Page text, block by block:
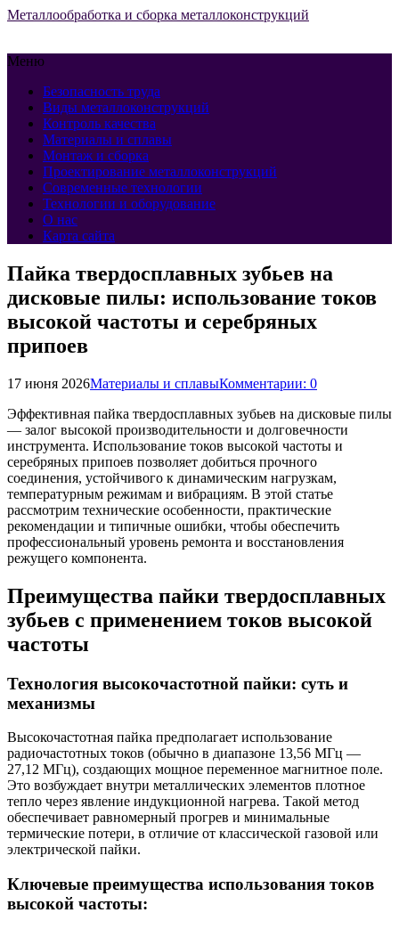
Металлообработка и сборка металлоконструкций
Меню
Безопасность труда
Виды металлоконструкций
Контроль качества
Материалы и сплавы
Монтаж и сборка
Проектирование металлоконструкций
Современные технологии
Технологии и оборудование
О нас
Карта сайта
Пайка твердосплавных зубьев на
дисковые пилы: использование токов
высокой частоты и серебряных
припоев
17 июня 2026Материалы и сплавыКомментарии: 0
Эффективная пайка твердосплавных зубьев на дисковые пилы
— залог высокой производительности и долговечности
инструмента. Использование токов высокой частоты и
серебряных припоев позволяет добиться прочного
соединения, устойчивого к динамическим нагрузкам,
температурным режимам и вибрациям. В этой статье
рассмотрим технические особенности, практические
рекомендации и типичные ошибки, чтобы обеспечить
профессиональный уровень ремонта и восстановления
режущего компонента.
Преимущества пайки твердосплавных
зубьев с применением токов высокой
частоты
Технология высокочастотной пайки: суть и
механизмы
Высокочастотная пайка предполагает использование
радиочастотных токов (обычно в диапазоне 13,56 МГц —
27,12 МГц), создающих мощное переменное магнитное поле.
Это возбуждает внутри металлических элементов плотное
тепло через явление индукционной нагрева. Такой метод
обеспечивает равномерный прогрев и минимальные
термические потери, в отличие от классической газовой или
электрической пайки.
Ключевые преимущества использования токов
высокой частоты: